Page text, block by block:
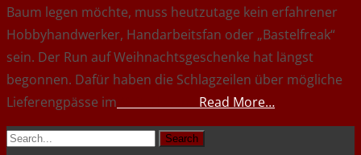
Baum legen möchte, muss heutzutage kein erfahrener
Hobbyhandwerker, Handarbeitsfan oder „Bastelfreak“
sein. Der Run auf Weihnachtsgeschenke hat längst
begonnen. Dafür haben die Schlagzeilen über mögliche
Lieferengpässe im
Read More…
Search